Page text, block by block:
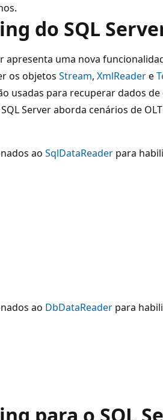
do SQL
apresenta uma nova
os objetos Stream, XmlReadere
usadas para recuperar dados
Server aborda cenários de
ao SqlDataReader para
ao DbDataReader para
para o SQL